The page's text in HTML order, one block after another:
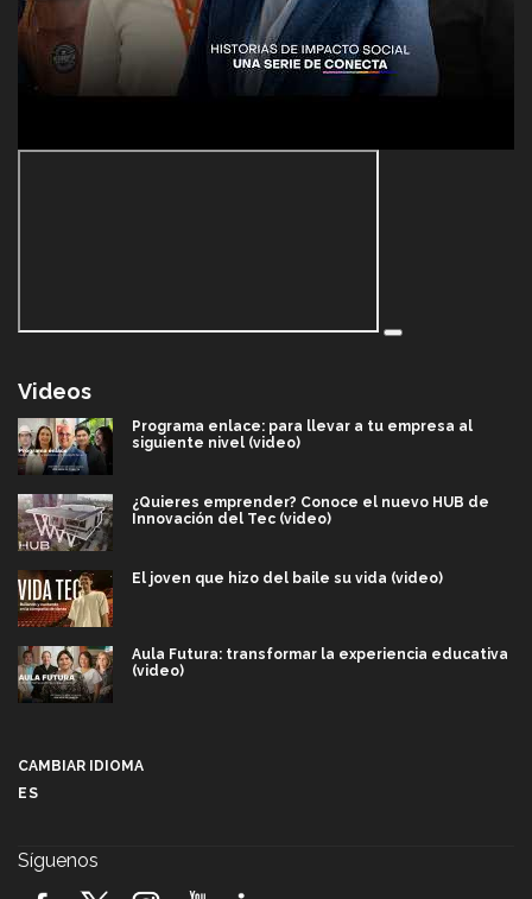
Videos
Programa enlace: para llevar a tu empresa al
siguiente nivel (video)
¿Quieres emprender? Conoce el nuevo HUB de
Innovación del Tec (video)
El joven que hizo del baile su vida (video)
Aula Futura: transformar la experiencia educativa
(video)
CAMBIAR IDIOMA
ES
Síguenos